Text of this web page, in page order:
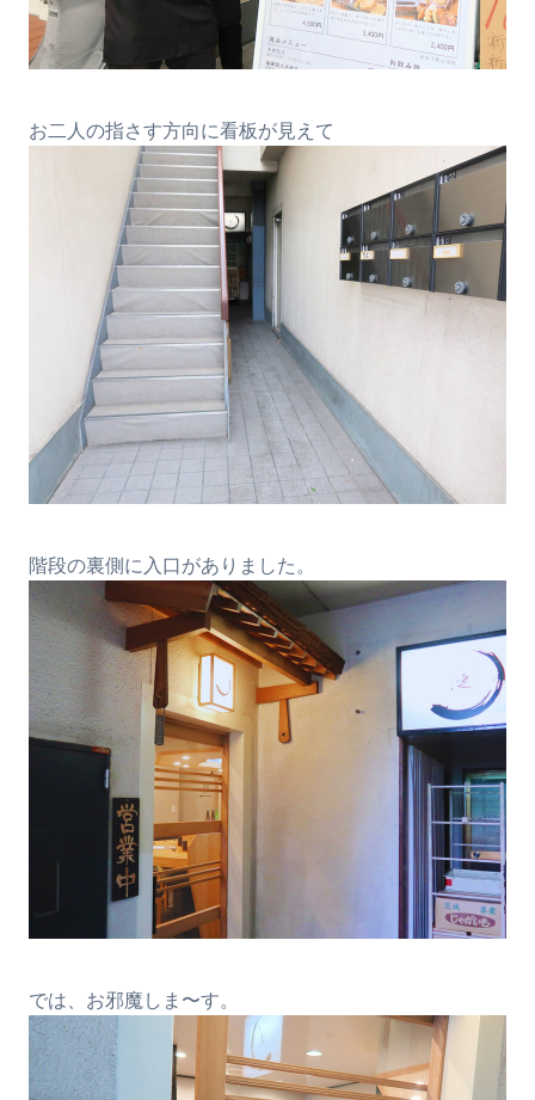
お二人の指さす方向に看板が見えて
階段の裏側に入口がありました。
では、お邪魔しま〜す。